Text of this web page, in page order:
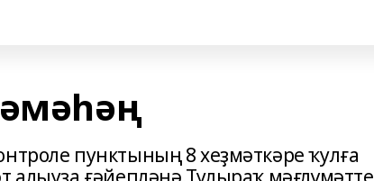
пунктының 8 хеҙмәткәре ҡулға